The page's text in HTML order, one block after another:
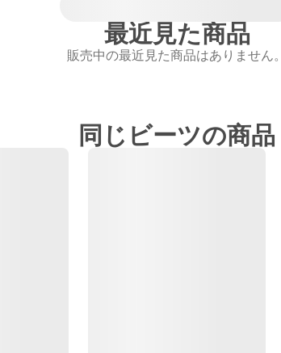
最近見た商品
販売中の最近見た商品はありません。
同じビーツの商品